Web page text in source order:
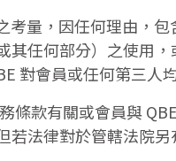
考量，因任何理由，
其任何部分）之使用
對會員或任何第三人
條款有關或會員與
法律對於管轄法院